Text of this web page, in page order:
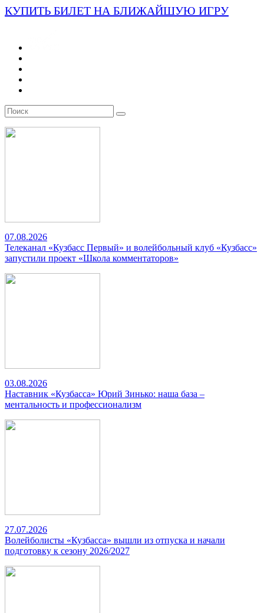
КУПИТЬ БИЛЕТ НА БЛИЖАЙШУЮ ИГРУ
07.08.2026
Телеканал «Кузбасс Первый» и волейбольный клуб «Кузбасс»
запустили проект «Школа комментаторов»
03.08.2026
Наставник «Кузбасса» Юрий Зинько: наша база –
ментальность и профессионализм
27.07.2026
Волейболисты «Кузбасса» вышли из отпуска и начали
подготовку к сезону 2026/2027